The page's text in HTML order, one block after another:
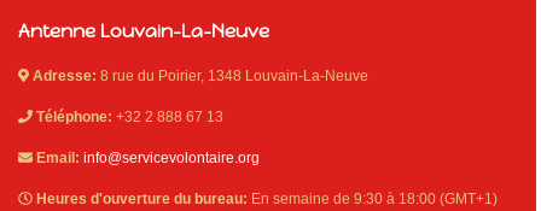
Antenne Louvain-La-Neuve
Adresse: 8 rue du Poirier, 1348 Louvain-La-Neuve
Téléphone: +32 2 888 67 13
Email: info@servicevolontaire.org
Heures d'ouverture du bureau: En semaine de 9:30 à 18:00 (GMT+1)